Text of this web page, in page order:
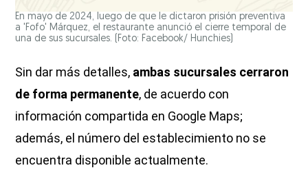
En mayo de 2024, luego de que le dictaron prisión preventiva
a 'Fofo' Márquez, el restaurante anunció el cierre temporal de
una de sus sucursales. (Foto: Facebook/ Hunchies)
Sin dar más detalles, ambas sucursales cerraron
de forma permanente, de acuerdo con
información compartida en Google Maps;
además, el número del establecimiento no se
encuentra disponible actualmente.